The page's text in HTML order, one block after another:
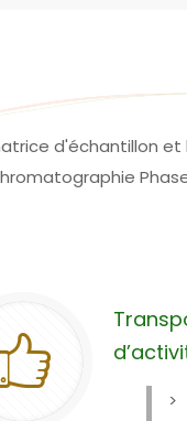
d'échantillon et